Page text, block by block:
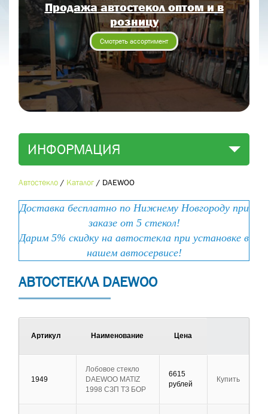
Продажа автостекол оптом и в
розницу
Смотреть ассортимент
ИНФОРМАЦИЯ
Автостекло / Каталог / DAEWOO
Доставка бесплатно по Нижнему Новгороду при
заказе от 5 стекол!
Дарим 5% скидку на автостекла при установке в
нашем автосервисе!
АВТОСТЕКЛА DAEWOO
Артикул Наименование Цена
1949
Лобовое стекло
DAEWOO MATIZ
1998 СЗП ТЗ БОР
6615
рублей
Купить
Отправить
Отправить заявку